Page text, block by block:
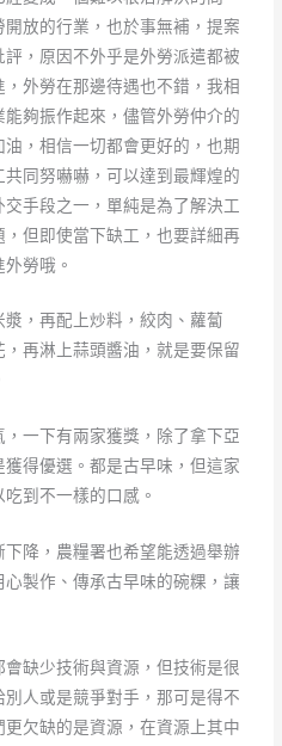
放的行業，也於事無補，提案
，原因不外乎是外勞派遣都被
外勞在那邊待遇也不錯，我相
夠振作起來，儘管外勞仲介的
，相信一切都會更好的，也期
同努嚇嚇，可以達到最輝煌的
手段之一，單純是為了解決工
但即使當下缺工，也要詳細再
勞哦。
，再配上炒料，絞肉、蘿蔔
再淋上蒜頭醬油，就是要保留
一下有兩家獲獎，除了拿下亞
得優選。都是古早味，但這家
到不一樣的口感。
降，農糧署也希望能透過舉辦
製作、傳承古早味的碗粿，讓
缺少技術與資源，但技術是很
人或是競爭對手，那可是得不
欠缺的是資源，在資源上其中